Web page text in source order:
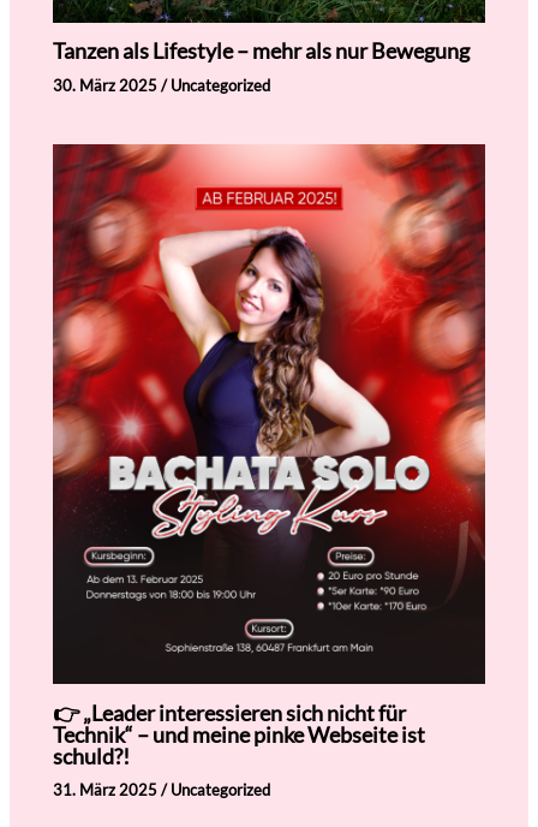
Tanzen als Lifestyle – mehr als nur Bewegung
30. März 2025/Uncategorized
👉 „Leader interessieren sich nicht für
Technik“ – und meine pinke Webseite ist
schuld?!
31. März 2025/Uncategorized